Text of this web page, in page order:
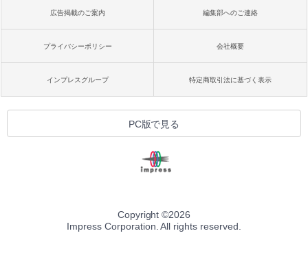
広告掲載のご案内 編集部へのご連絡
プライバシーポリシー 会社概要
インプレスグループ 特定商取引法に基づく表示
PC版で見る
Copyright ©2026
Impress Corporation. All rights reserved.